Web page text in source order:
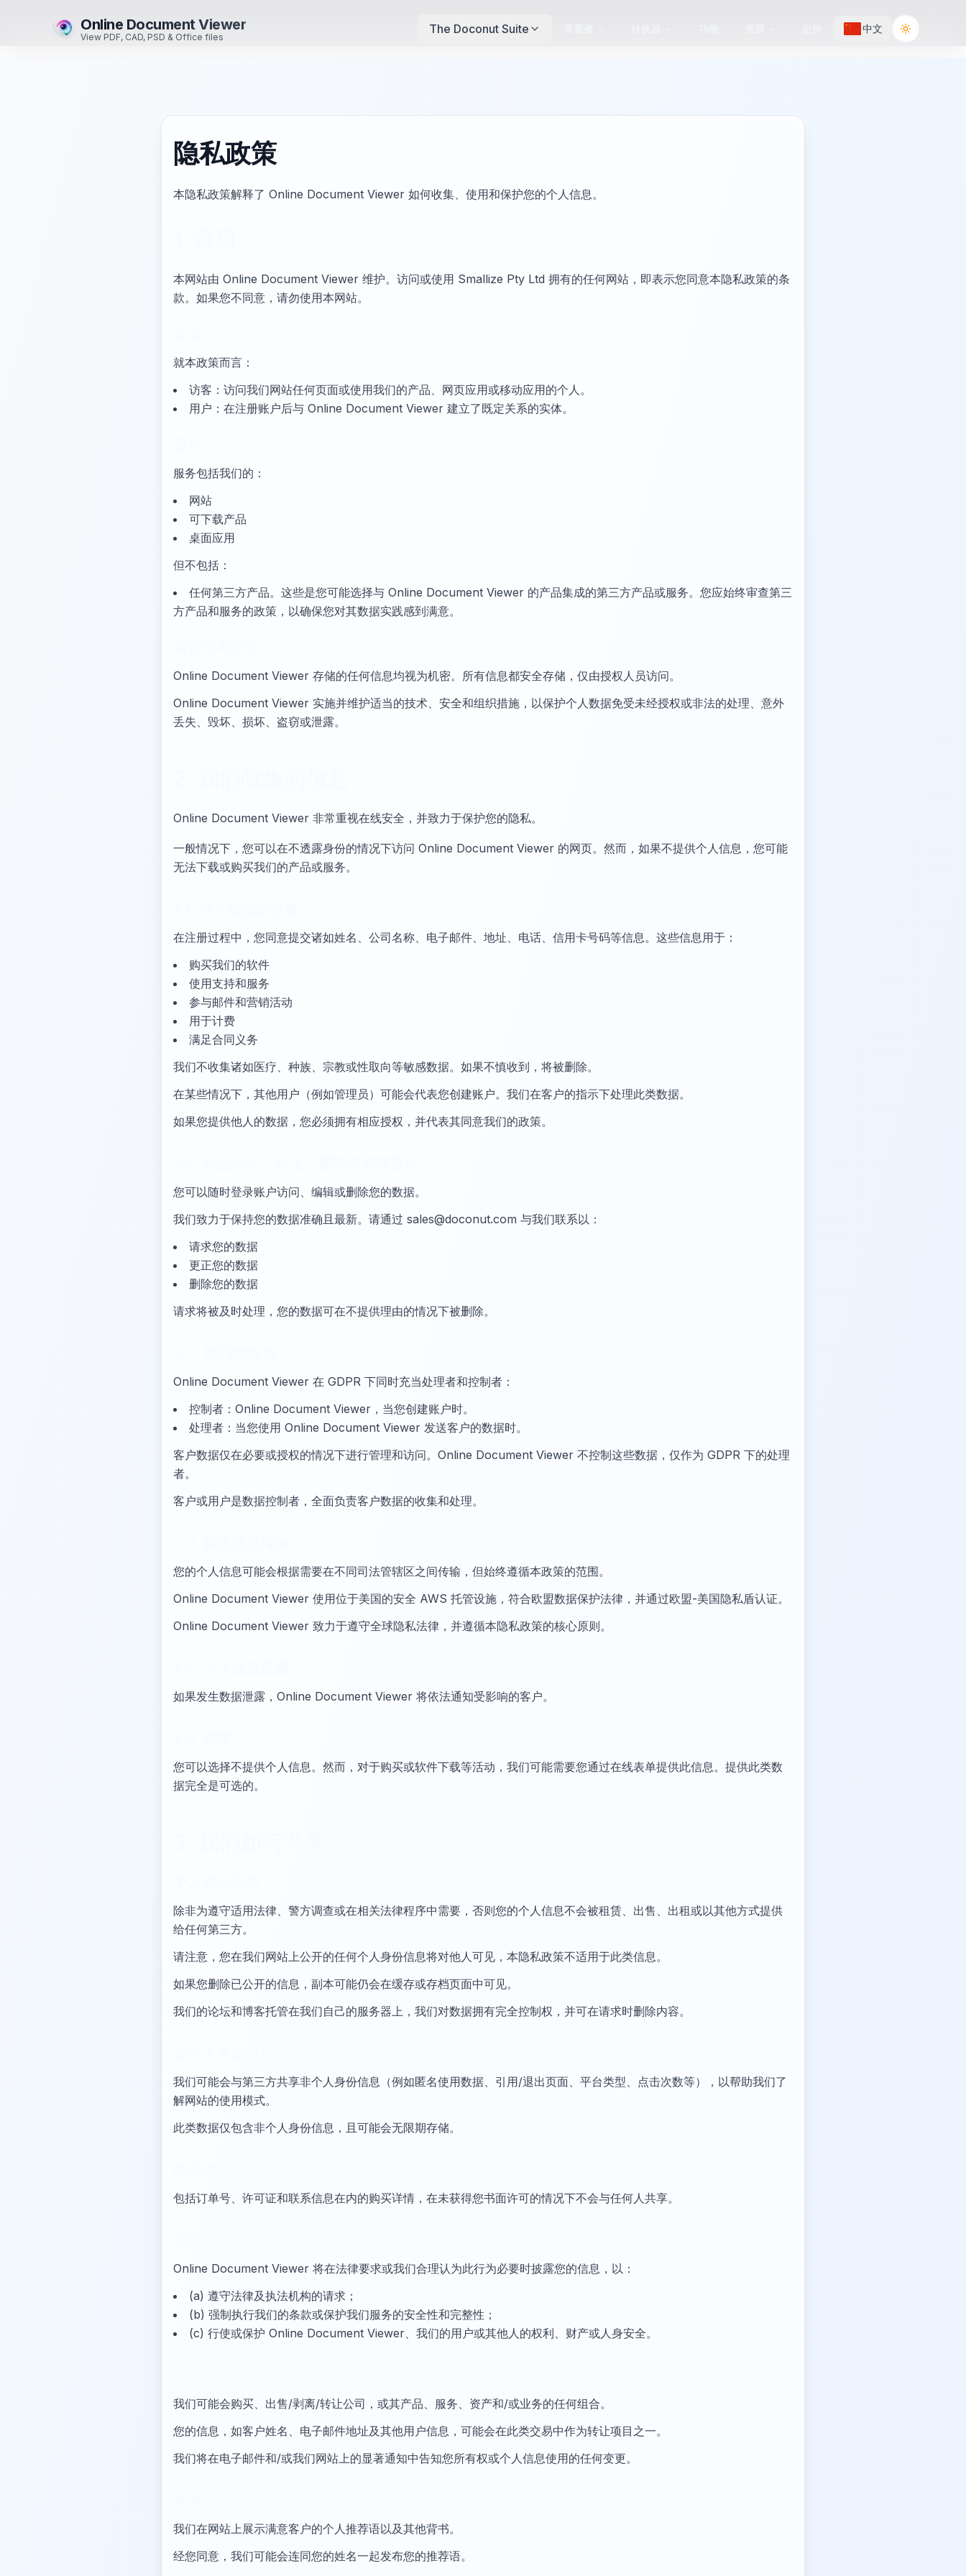
Online Document Viewer
View PDF, CAD, PSD & Office files
The Doconut Suite 中文 Toggle
隐私政策
本隐私政策解释了 Online Document Viewer 如何收集、使用和保护您的个人信息。
本网站由 Online Document Viewer 维护。访问或使用 Smallize Pty Ltd 拥有的任何网站，即表示您同意本隐私政策的条
款。如果您不同意，请勿使用本网站。
就本政策而言：
访客：访问我们网站任何页面或使用我们的产品、网页应用或移动应用的个人。
用户：在注册账户后与 Online Document Viewer 建立了既定关系的实体。
服务包括我们的：
网站
可下载产品
桌面应用
但不包括：
任何第三方产品。这些是您可能选择与 Online Document Viewer 的产品集成的第三方产品或服务。您应始终审查第三
方产品和服务的政策，以确保您对其数据实践感到满意。
Online Document Viewer 存储的任何信息均视为机密。所有信息都安全存储，仅由授权人员访问。
Online Document Viewer 实施并维护适当的技术、安全和组织措施，以保护个人数据免受未经授权或非法的处理、意外
丢失、毁坏、损坏、盗窃或泄露。
Online Document Viewer 非常重视在线安全，并致力于保护您的隐私。
一般情况下，您可以在不透露身份的情况下访问 Online Document Viewer 的网页。然而，如果不提供个人信息，您可能
无法下载或购买我们的产品或服务。
在注册过程中，您同意提交诸如姓名、公司名称、电子邮件、地址、电话、信用卡号码等信息。这些信息用于：
购买我们的软件
使用支持和服务
参与邮件和营销活动
用于计费
满足合同义务
我们不收集诸如医疗、种族、宗教或性取向等敏感数据。如果不慎收到，将被删除。
在某些情况下，其他用户（例如管理员）可能会代表您创建账户。我们在客户的指示下处理此类数据。
如果您提供他人的数据，您必须拥有相应授权，并代表其同意我们的政策。
您可以随时登录账户访问、编辑或删除您的数据。
我们致力于保持您的数据准确且最新。请通过 sales@doconut.com 与我们联系以：
请求您的数据
更正您的数据
删除您的数据
请求将被及时处理，您的数据可在不提供理由的情况下被删除。
Online Document Viewer 在 GDPR 下同时充当处理者和控制者：
控制者：Online Document Viewer，当您创建账户时。
处理者：当您使用 Online Document Viewer 发送客户的数据时。
客户数据仅在必要或授权的情况下进行管理和访问。Online Document Viewer 不控制这些数据，仅作为 GDPR 下的处理
者。
客户或用户是数据控制者，全面负责客户数据的收集和处理。
您的个人信息可能会根据需要在不同司法管辖区之间传输，但始终遵循本政策的范围。
Online Document Viewer 使用位于美国的安全 AWS 托管设施，符合欧盟数据保护法律，并通过欧盟-美国隐私盾认证。
Online Document Viewer 致力于遵守全球隐私法律，并遵循本隐私政策的核心原则。
如果发生数据泄露，Online Document Viewer 将依法通知受影响的客户。
您可以选择不提供个人信息。然而，对于购买或软件下载等活动，我们可能需要您通过在线表单提供此信息。提供此类数
据完全是可选的。
除非为遵守适用法律、警方调查或在相关法律程序中需要，否则您的个人信息不会被租赁、出售、出租或以其他方式提供
给任何第三方。
请注意，您在我们网站上公开的任何个人身份信息将对他人可见，本隐私政策不适用于此类信息。
如果您删除已公开的信息，副本可能仍会在缓存或存档页面中可见。
我们的论坛和博客托管在我们自己的服务器上，我们对数据拥有完全控制权，并可在请求时删除内容。
我们可能会与第三方共享非个人身份信息（例如匿名使用数据、引用/退出页面、平台类型、点击次数等），以帮助我们了
解网站的使用模式。
此类数据仅包含非个人身份信息，且可能会无限期存储。
包括订单号、许可证和联系信息在内的购买详情，在未获得您书面许可的情况下不会与任何人共享。
Online Document Viewer 将在法律要求或我们合理认为此行为必要时披露您的信息，以：
(a) 遵守法律及执法机构的请求；
(b) 强制执行我们的条款或保护我们服务的安全性和完整性；
(c) 行使或保护 Online Document Viewer、我们的用户或其他人的权利、财产或人身安全。
我们可能会购买、出售/剥离/转让公司，或其产品、服务、资产和/或业务的任何组合。
您的信息，如客户姓名、电子邮件地址及其他用户信息，可能会在此类交易中作为转让项目之一。
我们将在电子邮件和/或我们网站上的显著通知中告知您所有权或个人信息使用的任何变更。
我们在网站上展示满意客户的个人推荐语以及其他背书。
经您同意，我们可能会连同您的姓名一起发布您的推荐语。